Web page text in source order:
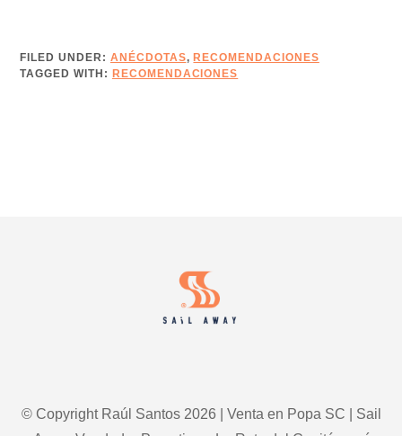
–
EDICIÓN
PERSONALIZADO
FILED UNDER: ANÉCDOTAS, RECOMENDACIONES
TAGGED WITH: RECOMENDACIONES
© Copyright Raúl Santos 2026 | Venta en Popa SC | Sail